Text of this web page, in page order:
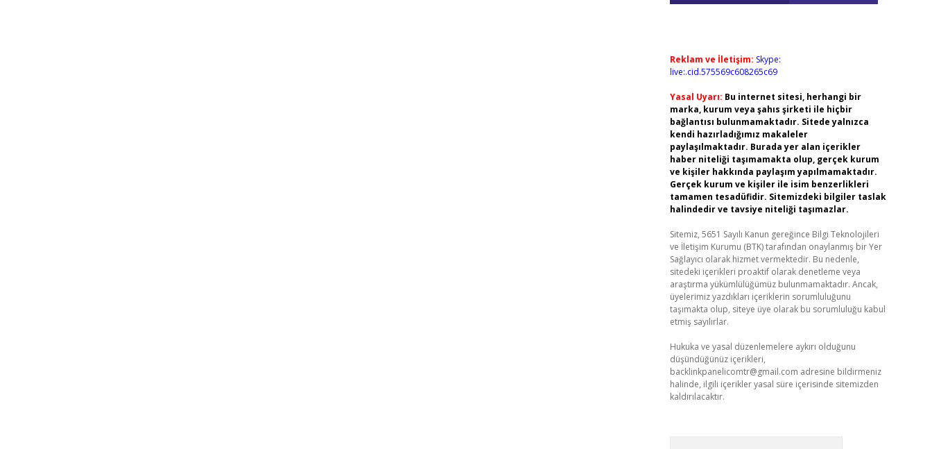
Reklam ve İletişim: Skype:
live:.cid.575569c608265c69
Yasal Uyarı: Bu internet sitesi, herhangi bir
marka, kurum veya şahıs şirketi ile hiçbir
bağlantısı bulunmamaktadır. Sitede yalnızca
kendi hazırladığımız makaleler
paylaşılmaktadır. Burada yer alan içerikler
haber niteliği taşımamakta olup, gerçek kurum
ve kişiler hakkında paylaşım yapılmamaktadır.
Gerçek kurum ve kişiler ile isim benzerlikleri
tamamen tesadüfidir. Sitemizdeki bilgiler taslak
halindedir ve tavsiye niteliği taşımazlar.
Sitemiz, 5651 Sayılı Kanun gereğince Bilgi Teknolojileri
ve İletişim Kurumu (BTK) tarafından onaylanmış bir Yer
Sağlayıcı olarak hizmet vermektedir. Bu nedenle,
sitedeki içerikleri proaktif olarak denetleme veya
araştırma yükümlülüğümüz bulunmamaktadır. Ancak,
üyelerimiz yazdıkları içeriklerin sorumluluğunu
taşımakta olup, siteye üye olarak bu sorumluluğu kabul
etmiş sayılırlar.
Hukuka ve yasal düzenlemelere aykırı olduğunu
düşündüğünüz içerikleri,
backlinkpanelicomtr@gmail.com adresine bildirmeniz
halinde, ilgili içerikler yasal süre içerisinde sitemizden
kaldırılacaktır.